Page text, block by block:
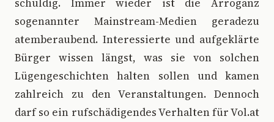
schuldig. Immer wieder ist die Arroganz
sogenannter Mainstream-Medien geradezu
atemberaubend. Interessierte und aufgeklärte
Bürger wissen längst, was sie von solchen
Lügengeschichten halten sollen und kamen
zahlreich zu den Veranstaltungen. Dennoch
darf so ein rufschädigendes Verhalten für Vol.at